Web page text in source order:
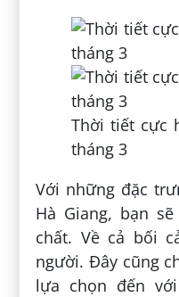
Thời tiết cực
tháng 3
Với những đặc
Hà Giang, bạn
chất. Về cả bối
người. Đây cũng
lựa chọn đến